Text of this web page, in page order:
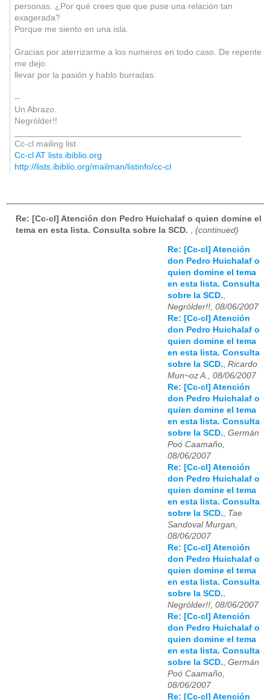
personas. ¿Por qué crees que que puse una relación tan
exagerada?
Porque me siento en una isla.
Gracias por aterrizarme a los numeros en todo caso. De repente
me dejo
llevar por la pasión y hablo burradas.
--
Un Abrazo.
Negrólder!!
Cc-cl mailing list
Cc-cl AT lists.ibiblio.org
http://lists.ibiblio.org/mailman/listinfo/cc-cl
Re: [Cc-cl] Atención don Pedro Huichalaf o quien domine el
tema en esta lista. Consulta sobre la SCD.
(continued)
Re: [Cc-cl] Atención
don Pedro Huichalaf o
quien domine el tema
en esta lista. Consulta
sobre la SCD.,
Negrólder!!, 08/06/2007
Re: [Cc-cl] Atención
don Pedro Huichalaf o
quien domine el tema
en esta lista. Consulta
sobre la SCD., Ricardo
Mun~oz A., 08/06/2007
Re: [Cc-cl] Atención
don Pedro Huichalaf o
quien domine el tema
en esta lista. Consulta
sobre la SCD., Germán
Poó Caamaño,
08/06/2007
Re: [Cc-cl] Atención
don Pedro Huichalaf o
quien domine el tema
en esta lista. Consulta
sobre la SCD., Tae
Sandoval Murgan,
08/06/2007
Re: [Cc-cl] Atención
don Pedro Huichalaf o
quien domine el tema
en esta lista. Consulta
sobre la SCD.,
Negrólder!!, 08/06/2007
Re: [Cc-cl] Atención
don Pedro Huichalaf o
quien domine el tema
en esta lista. Consulta
sobre la SCD., Germán
Poó Caamaño,
08/06/2007
Re: [Cc-cl] Atención